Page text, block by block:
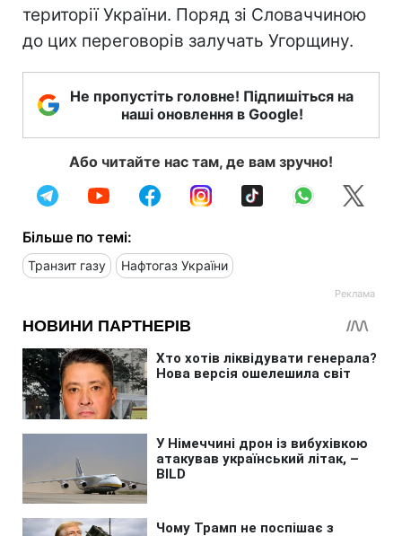
території України. Поряд зі Словаччиною
до цих переговорів залучать Угорщину.
Не пропустіть головне! Підпишіться на
наші оновлення в Google!
Або читайте нас там, де вам зручно!
Більше по темі:
Транзит газу Нафтогаз України